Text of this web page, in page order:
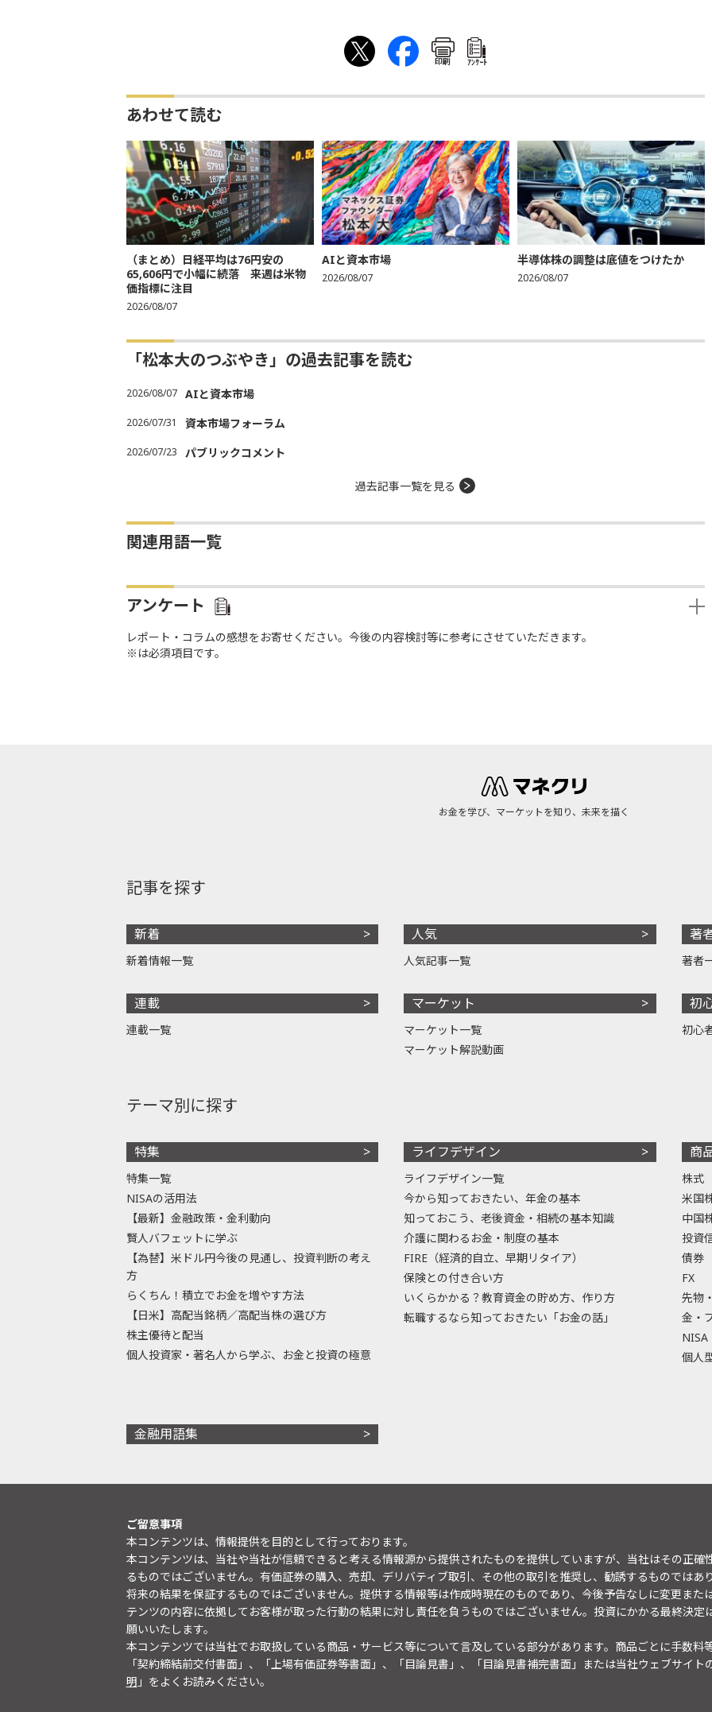
印刷 ｱﾝｹｰﾄ
あわせて読む
（まとめ）日経平均は76円安の
65,606円で小幅に続落 来週は米物
価指標に注目
2026/08/07
AIと資本市場
2026/08/07
半導体株の調整は底値をつけたか
2026/08/07
「松本大のつぶやき」の過去記事を読む
2026/08/07 AIと資本市場
2026/07/31 資本市場フォーラム
2026/07/23 パブリックコメント
過去記事一覧を見る
関連用語一覧
アンケート
レポート・コラムの感想をお寄せください。今後の内容検討等に参考にさせていただきます。
※は必須項目です。
お金を学び、マーケットを知り、未来を描く
記事を探す
新着
新着情報一覧
連載
連載一覧
人気
人気記事一覧
マーケット
マーケット一覧
マーケット解説動画
著
著者
初
初心
テーマ別に探す
特集
特集一覧
NISAの活用法
【最新】金融政策・金利動向
賢人バフェットに学ぶ
【為替】米ドル円今後の見通し、投資判断の考え
方
らくちん！積立でお金を増やす方法
【日米】高配当銘柄／高配当株の選び方
株主優待と配当
個人投資家・著名人から学ぶ、お金と投資の極意
ライフデザイン
ライフデザイン一覧
今から知っておきたい、年金の基本
知っておこう、老後資金・相続の基本知識
介護に関わるお金・制度の基本
FIRE（経済的自立、早期リタイア）
保険との付き合い方
いくらかかる？教育資金の貯め方、作り方
転職するなら知っておきたい「お金の話」
商
株式
米国
中国
投資
債券
FX
先物
金・
NISA
個人
金融用語集
ご留意事項
本コンテンツは、情報提供を目的として行っております。
本コンテンツは、当社や当社が信頼できると考える情報源から提供されたものを提供していますが、当社はその正
るものではございません。有価証券の購入、売却、デリバティブ取引、その他の取引を推奨し、勧誘するものでは
将来の結果を保証するものではございません。提供する情報等は作成時現在のものであり、今後予告なしに変更また
テンツの内容に依拠してお客様が取った行動の結果に対し責任を負うものではございません。投資にかかる最終決
願いいたします。
本コンテンツでは当社でお取扱している商品・サービス等について言及している部分があります。商品ごとに手数料
「契約締結前交付書面」、「上場有価証券等書面」、「目論見書」、「目論見書補完書面」または当社ウェブサイト
明 」をよくお読みください。